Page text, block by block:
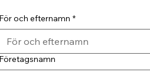
och efternamn *